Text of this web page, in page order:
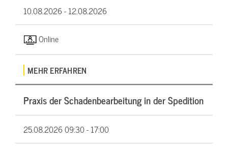
10.08.2026 -12.08.2026
Online
MEHR ERFAHREN
Praxis der Schadenbearbeitung in der Spedition
25.08.202609:30 - 17:00